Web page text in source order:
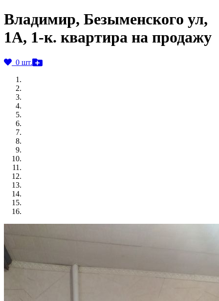
Владимир, Безыменского ул,
1А, 1-к. квартира на продажу
0 шт.